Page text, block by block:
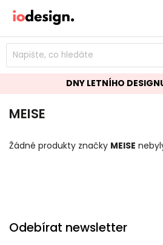
DNY LETNÍHO
MEISE
Žádné produkty značky MEISE
Odebírat newsletter